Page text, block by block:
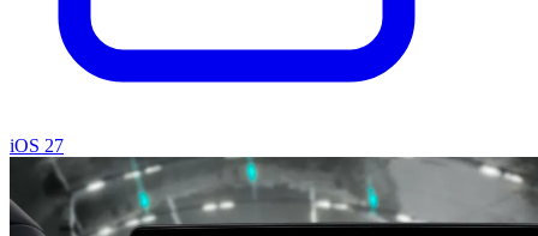
iOS 27